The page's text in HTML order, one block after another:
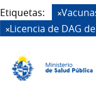
Etiquetas:
Licencia de DAG